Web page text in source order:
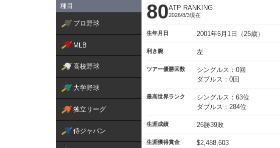
種目
プロ野球
MLB
高校野球
大学野球
独立リーグ
侍ジャパン
80ATP RANKING
2026/8/3現在
生年月日 2001年6月1日（25歳）
利き腕 左
ツアー優勝回数
シングルス：0回
ダブルス：0回
最高世界ランク
シングルス：63位
ダブルス：284位
生涯成績 26勝39敗
生涯獲得賞金 $2,488,603